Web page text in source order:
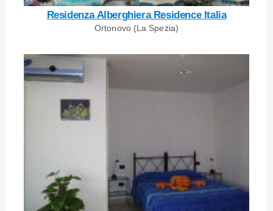
Residenza Alberghiera Residence Italia
Ortonovo (La Spezia)